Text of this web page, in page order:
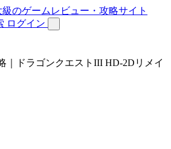
ログイン
｜ドラゴンクエストIII HD-2Dリメイ